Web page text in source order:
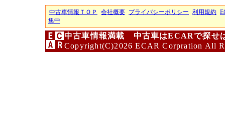
中古車情報ＴＯＰ 会社概要 プライバシーポリシー 利用規約
集中
中古車情報満載 中古車はECARで探せ
Copyright(C)2026 ECAR Corpration All